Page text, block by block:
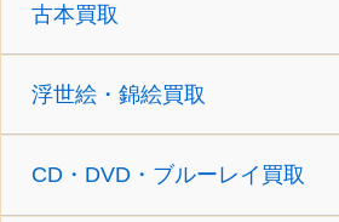
古本買取
浮世絵・錦絵買取
CD・DVD・ブルーレイ買取